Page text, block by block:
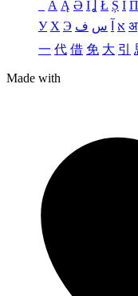
Ä Ą Ə Ǐ Ʝ Ł Ș Ι Π
У Х Э א س ف अ
一 代 借 免 大 引
Made with